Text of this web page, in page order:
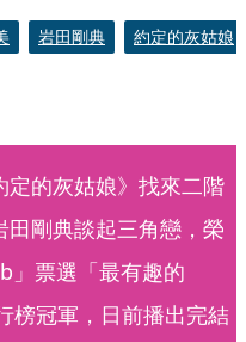
岩田剛典
約定的灰姑娘
定的灰姑娘》找來二階
剛典談起三角戀，榮
」票選「最有趣的
榜冠軍，日前播出完結